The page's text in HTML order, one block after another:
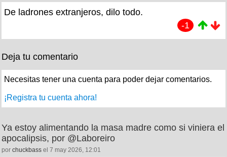
De ladrones extranjeros, dilo todo.
-1
Deja tu comentario
Necesitas tener una cuenta para poder dejar comentarios.
¡Registra tu cuenta ahora!
Ya estoy alimentando la masa madre como si viniera el
apocalipsis, por @Laboreiro
por chuckbass el 7 may 2026, 12:01